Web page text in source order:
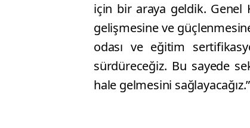
için bir araya geldik. Genel
gelişmesine ve
odası ve eğitim
sürdüreceğiz. Bu sayede
hale gelmesini sağlayacağız.”